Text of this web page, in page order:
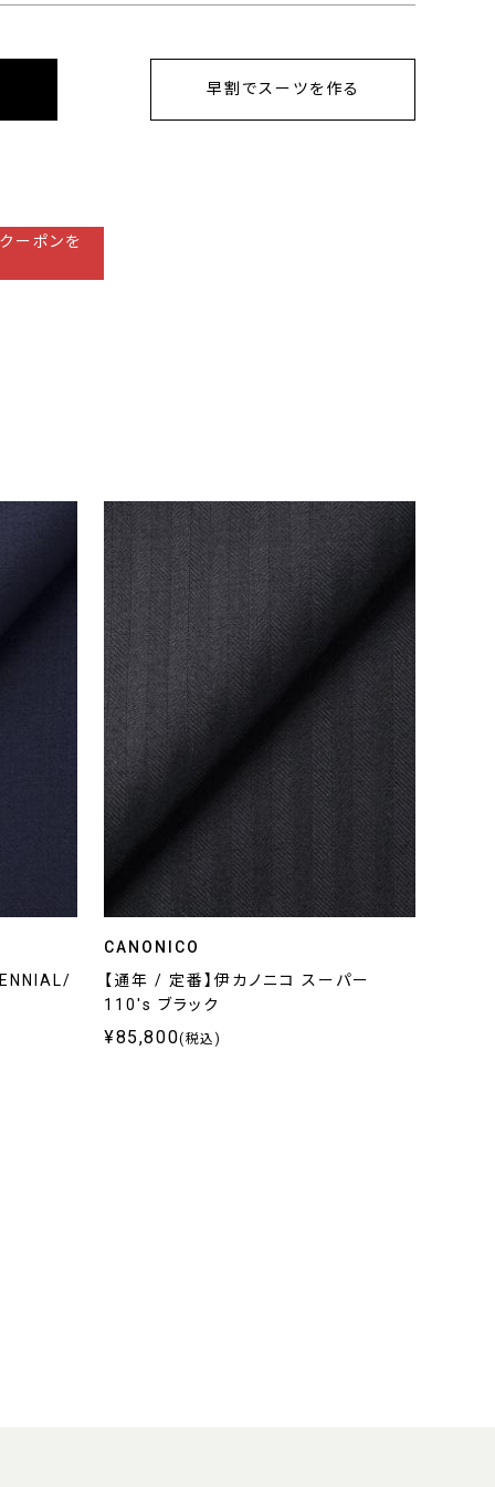
早割でスーツを作る
ーポンを
CANONICO
【通年 / 定番】伊カノニコ スーパー
110's ブラック
¥85,800(税込)